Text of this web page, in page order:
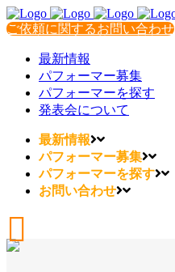
ご依頼に関するお問い合わせ
最新情報
パフォーマー募集
パフォーマーを探す
発表会について
最新情報
パフォーマー募集
パフォーマーを探す
お問い合わせ